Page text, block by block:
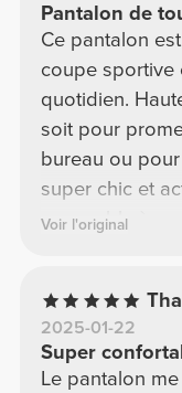
Pantalon de
Ce pantalon
coupe sportive
quotidien.
soit pour
bureau ou
super chic et
ressemble à
Voir l'original
2025-01-22
Super
Le pantalon